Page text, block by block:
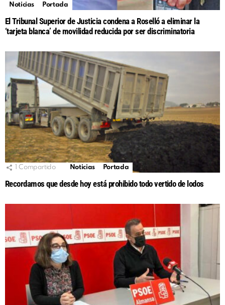
Noticias Portada
El Tribunal Superior de Justicia condena a Roselló a eliminar la
‘tarjeta blanca’ de movilidad reducida por ser discriminatoria
Compartido Noticias Portada
Recordamos que desde hoy está prohibido todo vertido de lodos